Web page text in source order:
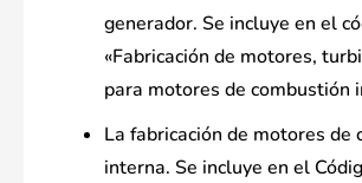
generador. Se incluye en el
«Fabricación de motores,
para motores de combustión
La fabricación de motores de
interna. Se incluye en el